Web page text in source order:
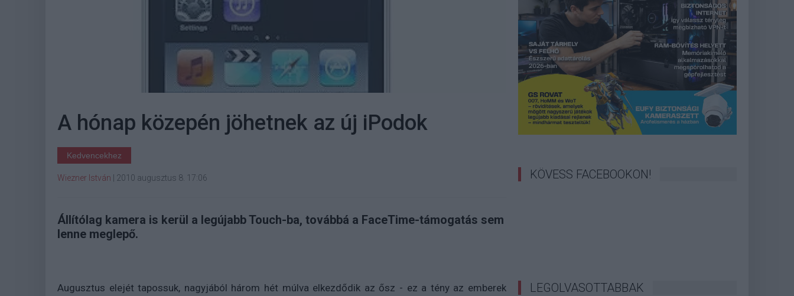
A hónap közepén jöhetnek az új iPodok
Kedvencekhez
Wiezner István 2010 augusztus 8. 17:06
Állítólag kamera is kerül a legújabb Touch-ba, továbbá a FaceTime-támogatás sem
lenne meglepő.
Augusztus elejét tapossuk, nagyjából három hét múlva elkezdődik az ősz - ez a tény az emberek
KÖVESS FACEBOOKON!
LEGOLVASOTTABBAK